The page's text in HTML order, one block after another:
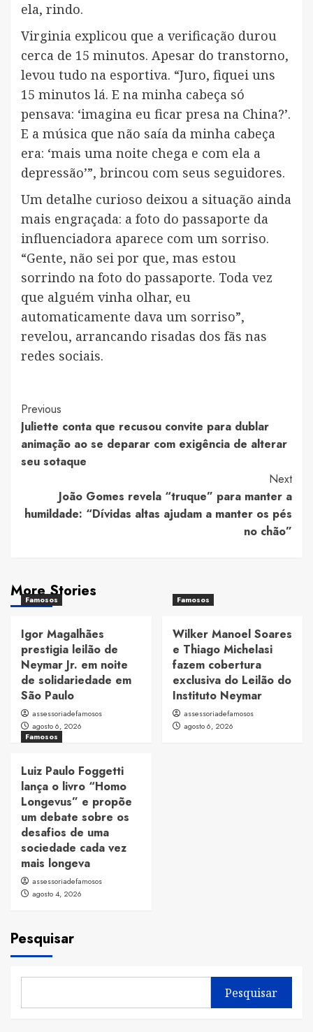
ela, rindo.
Virginia explicou que a verificação durou
cerca de 15 minutos. Apesar do transtorno,
levou tudo na esportiva. “Juro, fiquei uns
15 minutos lá. E na minha cabeça só
pensava: ‘imagina eu ficar presa na China?’.
E a música que não saía da minha cabeça
era: ‘mais uma noite chega e com ela a
depressão’”, brincou com seus seguidores.
Um detalhe curioso deixou a situação ainda
mais engraçada: a foto do passaporte da
influenciadora aparece com um sorriso.
“Gente, não sei por que, mas estou
sorrindo na foto do passaporte. Toda vez
que alguém vinha olhar, eu
automaticamente dava um sorriso”,
revelou, arrancando risadas dos fãs nas
redes sociais.
Post
Navigation
Previous
Juliette conta que recusou convite para dublar
animação ao se deparar com exigência de alterar
seu sotaque
Next
João Gomes revela “truque” para manter a
humildade: “Dívidas altas ajudam a manter os pés
no chão”
More Stories
Famosos
Igor Magalhães
prestigia leilão de
Neymar Jr. em noite
de solidariedade em
São Paulo
assessoriadefamosos
agosto 6, 2026
Famosos
Wilker Manoel Soares
e Thiago Michelasi
fazem cobertura
exclusiva do Leilão do
Instituto Neymar
assessoriadefamosos
agosto 6, 2026
Famosos
Luiz Paulo Foggetti
lança o livro “Homo
Longevus” e propõe
um debate sobre os
desafios de uma
sociedade cada vez
mais longeva
assessoriadefamosos
agosto 4, 2026
Pesquisar
Pesquisar